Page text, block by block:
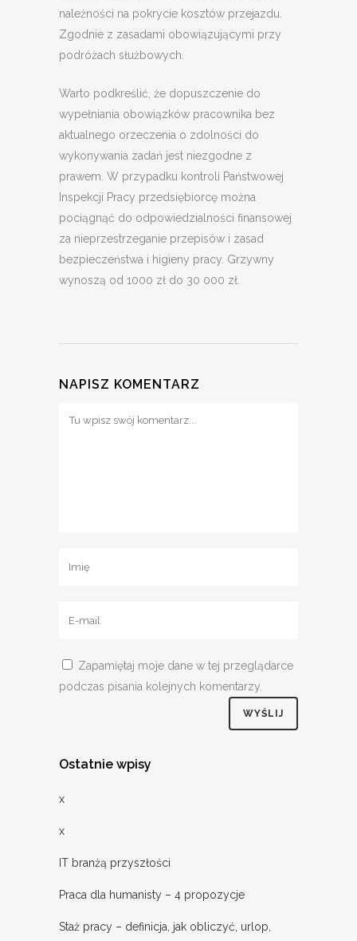
należności na pokrycie kosztów przejazdu.
Zgodnie z zasadami obowiązującymi przy
podróżach służbowych.
Warto podkreślić, że dopuszczenie do
wypełniania obowiązków pracownika bez
aktualnego orzeczenia o zdolności do
wykonywania zadań jest niezgodne z
prawem. W przypadku kontroli Państwowej
Inspekcji Pracy przedsiębiorcę można
pociągnąć do odpowiedzialności finansowej
za nieprzestrzeganie przepisów i zasad
bezpieczeństwa i higieny pracy. Grzywny
wynoszą od 1000 zł do 30 000 zł.
NAPISZ KOMENTARZ
Zapamiętaj moje dane w tej przeglądarce
podczas pisania kolejnych komentarzy.
Ostatnie wpisy
x
x
IT branżą przyszłości
Praca dla humanisty – 4 propozycje
Staż pracy – definicja, jak obliczyć, urlop,